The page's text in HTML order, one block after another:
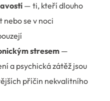
— ti, kteří dlouho
nebo se v noci
stresem—
a psychická zátěž jsou
příčin nekvalitního